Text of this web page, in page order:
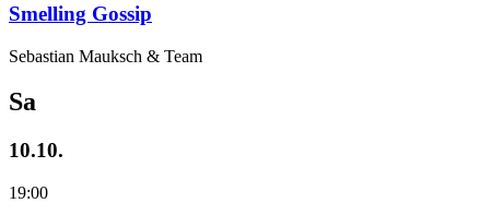
Smelling Gossip
Sebastian Mauksch & Team
Sa
10.10.
19:00